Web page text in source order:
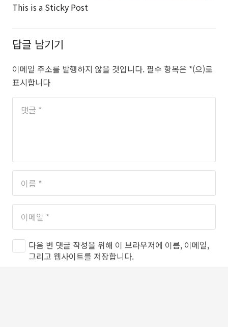
This is a Sticky Post
답글 남기기
이메일 주소를 발행하지 않을 것입니다. 필수 항목은 *(으)로
표시합니다
다음 번 댓글 작성을 위해 이 브라우저에 이름, 이메일,
그리고 웹사이트를 저장합니다.